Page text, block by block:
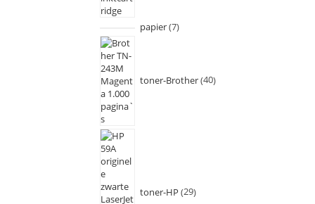
papier 7
toner-Brother 40
toner-HP 29